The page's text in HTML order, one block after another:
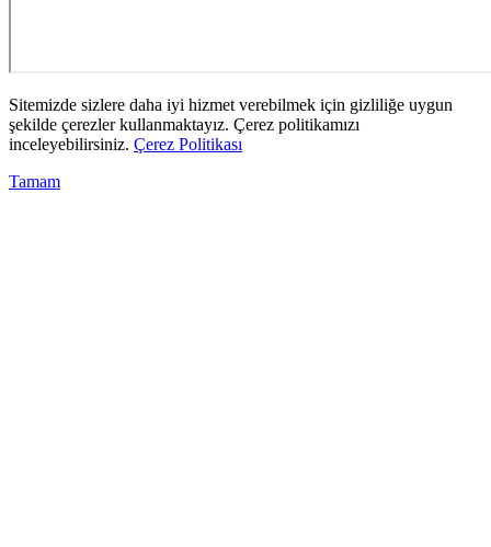
Sitemizde sizlere daha iyi hizmet verebilmek için gizliliğe uygun
şekilde çerezler kullanmaktayız. Çerez politikamızı
inceleyebilirsiniz. Çerez Politikası
Tamam